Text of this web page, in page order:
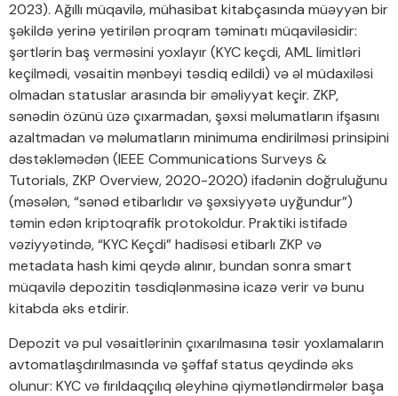
2023). Ağıllı müqavilə, mühasibat kitabçasında müəyyən bir
şəkildə yerinə yetirilən proqram təminatı müqaviləsidir:
şərtlərin baş verməsini yoxlayır (KYC keçdi, AML limitləri
keçilmədi, vəsaitin mənbəyi təsdiq edildi) və əl müdaxiləsi
olmadan statuslar arasında bir əməliyyat keçir. ZKP,
sənədin özünü üzə çıxarmadan, şəxsi məlumatların ifşasını
azaltmadan və məlumatların minimuma endirilməsi prinsipini
dəstəkləmədən (IEEE Communications Surveys &
Tutorials, ZKP Overview, 2020-2020) ifadənin doğruluğunu
(məsələn, “sənəd etibarlıdır və şəxsiyyətə uyğundur”)
təmin edən kriptoqrafik protokoldur. Praktiki istifadə
vəziyyətində, “KYC Keçdi” hadisəsi etibarlı ZKP və
metadata hash kimi qeydə alınır, bundan sonra smart
müqavilə depozitin təsdiqlənməsinə icazə verir və bunu
kitabda əks etdirir.
Depozit və pul vəsaitlərinin çıxarılmasına təsir yoxlamaların
avtomatlaşdırılmasında və şəffaf status qeydində əks
olunur: KYC və fırıldaqçılıq əleyhinə qiymətləndirmələr başa